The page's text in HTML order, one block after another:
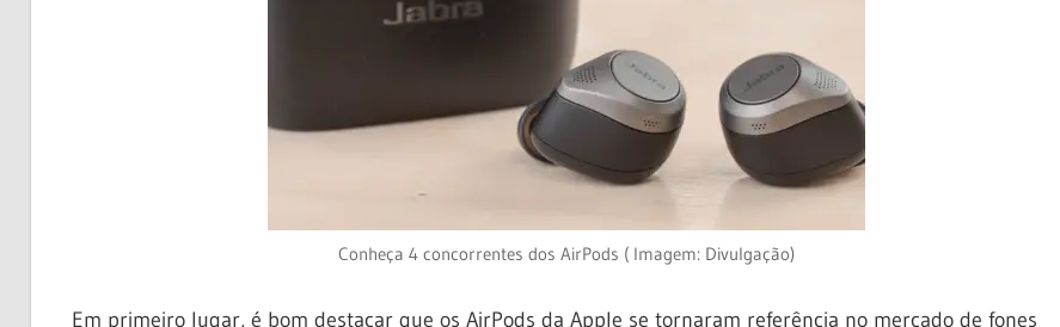
Conheça 4 concorrentes dos AirPods ( Imagem: Divulgação)
Em primeiro lugar, é bom destacar que os AirPods da Apple se tornaram referência no mercado de fones